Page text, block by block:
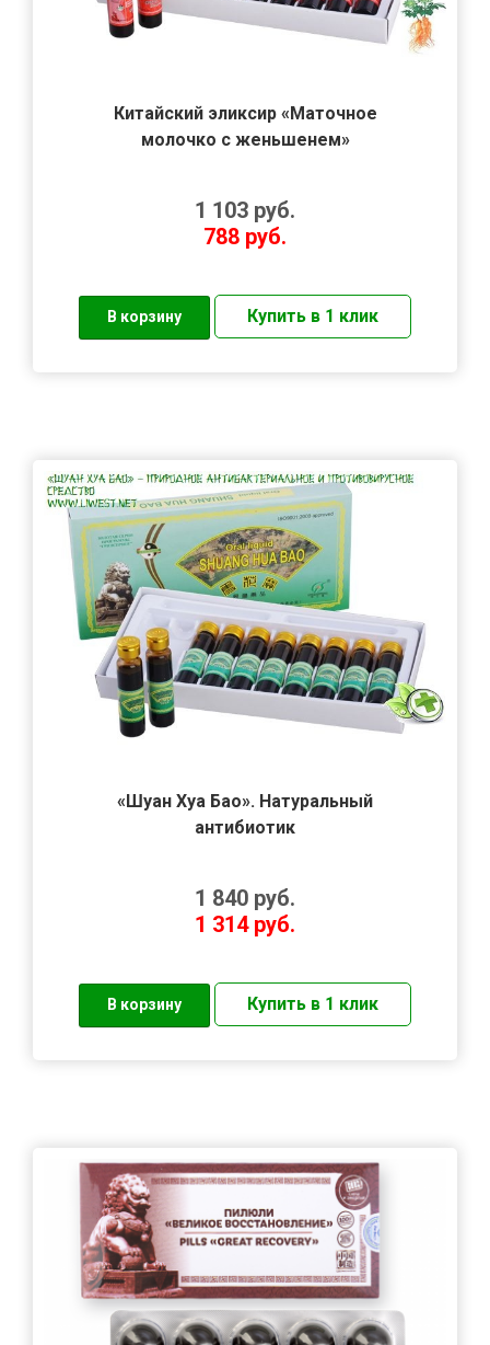
Китайский эликсир «Маточное
молочко с женьшенем»
1 103 руб.
788 руб.
«Шуан Хуа Бао». Натуральный
антибиотик
1 840 руб.
1 314 руб.